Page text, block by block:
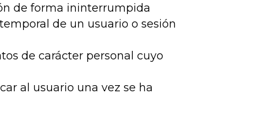
de forma ininterrumpida
de un usuario o sesión
de carácter personal cuyo
al usuario una vez se ha